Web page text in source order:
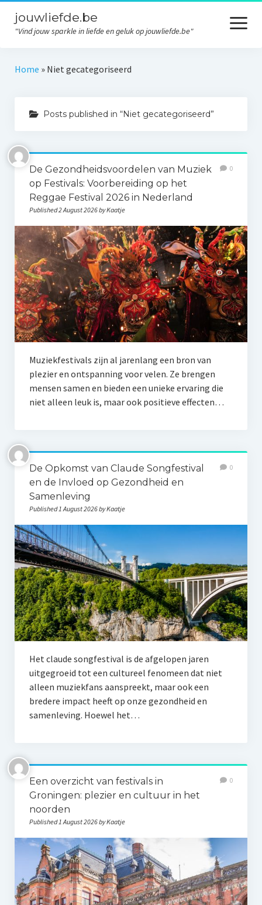
jouwliefde.be
"Vind jouw sparkle in liefde en geluk op jouwliefde.be"
open
menu
Home
Relaties
Inspiratie
Geluk
Contact
Privacy
Home » Niet gecategoriseerd
Posts published in “Niet gecategoriseerd”
De Gezondheidsvoordelen van Muziek
op Festivals: Voorbereiding op het
Reggae Festival 2026 in Nederland
Published 2 August 2026 by Kaatje
0
Muziekfestivals zijn al jarenlang een bron van
plezier en ontspanning voor velen. Ze brengen
mensen samen en bieden een unieke ervaring die
niet alleen leuk is, maar ook positieve effecten…
De Opkomst van Claude Songfestival
en de Invloed op Gezondheid en
Samenleving
Published 1 August 2026 by Kaatje
0
Het claude songfestival is de afgelopen jaren
uitgegroeid tot een cultureel fenomeen dat niet
alleen muziekfans aanspreekt, maar ook een
bredere impact heeft op onze gezondheid en
samenleving. Hoewel het…
Een overzicht van festivals in
Groningen: plezier en cultuur in het
noorden
Published 1 August 2026 by Kaatje
0